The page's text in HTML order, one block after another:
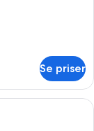
Se priser
säng, två stolar, ett